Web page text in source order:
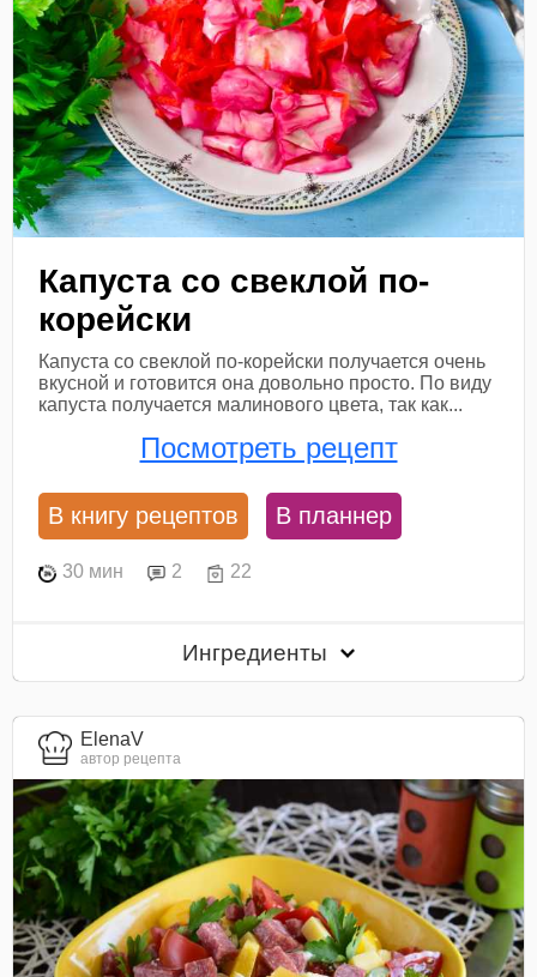
Капуста со свеклой по-
корейски
Капуста со свеклой по-корейски получается очень
вкусной и готовится она довольно просто. По виду
капуста получается малинового цвета, так как...
Посмотреть рецепт
В книгу рецептов В планнер
30 мин 2 22
Ингредиенты
ElenaV
автор рецепта